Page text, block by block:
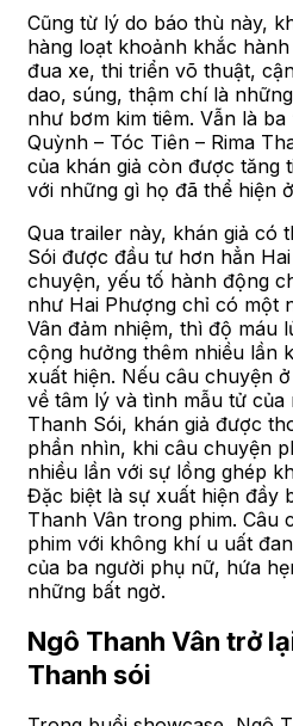
Cũng từ lý do báo thù này,
hàng loạt khoảnh khắc
đua xe, thi triển võ thuật,
dao, súng, thậm chí là
như bơm kim tiêm. Vẫn là
Quỳnh – Tóc Tiên – Rima
của khán giả còn được tăng
với những gì họ đã thể hiện
Qua trailer này, khán giả có
Sói được đầu tư hơn hẳn
chuyện, yếu tố hành động
như Hai Phượng chỉ có một
Vân đảm nhiệm, thì độ máu
cộng hưởng thêm nhiều lần
xuất hiện. Nếu câu chuyện
về tâm lý và tình mẫu tử
Thanh Sói, khán giả được
phần nhìn, khi câu chuyện
nhiều lần với sự lồng ghép
Đặc biệt là sự xuất hiện đầy
Thanh Vân trong phim. Câu
phim với không khí u uất
của ba người phụ nữ, hứa
những bất ngờ.
Ngô Thanh Vân trở
Thanh sói